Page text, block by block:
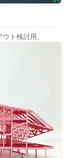
ト検討用。